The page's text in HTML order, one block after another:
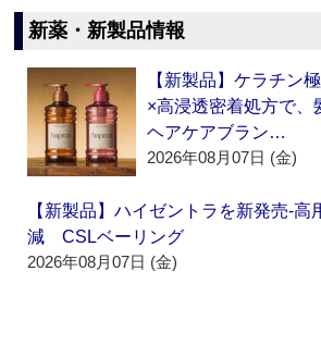
新薬・新製品情報
【新製品】ケラチン
×高浸透密着処方で、
ヘアケアブラン…
2026年08月07日 (金)
【新製品】ハイゼントラを新発売‐高
減 CSLベーリング
2026年08月07日 (金)